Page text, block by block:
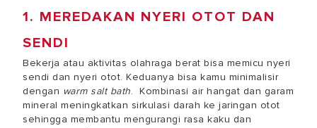
1. MEREDAKAN NYERI OTOT DAN
SENDI
Bekerja atau aktivitas olahraga berat bisa memicu nyeri
sendi dan nyeri otot. Keduanya bisa kamu minimalisir
dengan warm salt bath. Kombinasi air hangat dan garam
mineral meningkatkan sirkulasi darah ke jaringan otot
sehingga membantu mengurangi rasa kaku dan